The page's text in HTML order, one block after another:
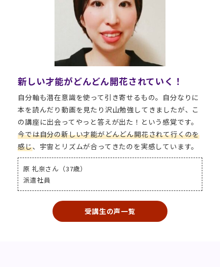
新しい才能がどんどん開花されていく！
自分軸も潜在意識を使って引き寄せるもの。自分なりに
本を読んだり動画を見たり沢山勉強してきましたが、こ
の講座に出会ってやっと答えが出た！という感覚です。
今では自分の新しい才能がどんどん開花されて行くのを
感じ、宇宙とリズムが合ってきたのを実感しています。
原 礼奈さん（37歳）
派遣社員
受講生の声一覧